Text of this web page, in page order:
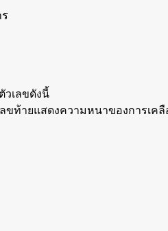
วเลขดังนี้
ขท้ายแสดงความหนาของการเค